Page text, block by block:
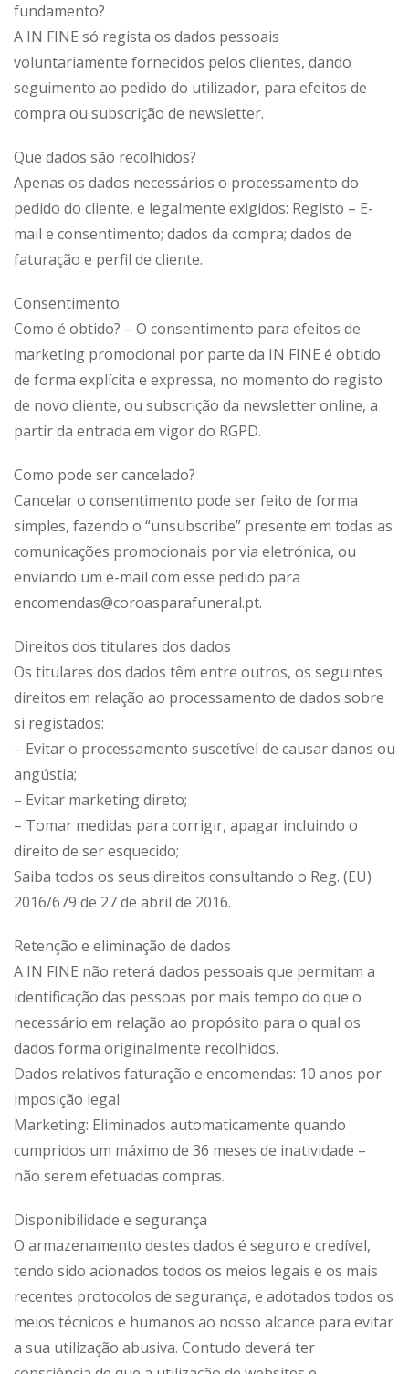
fundamento?
A IN FINE só regista os dados pessoais
voluntariamente fornecidos pelos clientes, dando
seguimento ao pedido do utilizador, para efeitos de
compra ou subscrição de newsletter.
Que dados são recolhidos?
Apenas os dados necessários o processamento do
pedido do cliente, e legalmente exigidos: Registo – E-
mail e consentimento; dados da compra; dados de
faturação e perfil de cliente.
Consentimento
Como é obtido? – O consentimento para efeitos de
marketing promocional por parte da IN FINE é obtido
de forma explícita e expressa, no momento do registo
de novo cliente, ou subscrição da newsletter online, a
partir da entrada em vigor do RGPD.
Como pode ser cancelado?
Cancelar o consentimento pode ser feito de forma
simples, fazendo o “unsubscribe” presente em todas as
comunicações promocionais por via eletrónica, ou
enviando um e-mail com esse pedido para
encomendas@coroasparafuneral.pt.
Direitos dos titulares dos dados
Os titulares dos dados têm entre outros, os seguintes
direitos em relação ao processamento de dados sobre
si registados:
– Evitar o processamento suscetível de causar danos ou
angústia;
– Evitar marketing direto;
– Tomar medidas para corrigir, apagar incluindo o
direito de ser esquecido;
Saiba todos os seus direitos consultando o Reg. (EU)
2016/679 de 27 de abril de 2016.
Retenção e eliminação de dados
A IN FINE não reterá dados pessoais que permitam a
identificação das pessoas por mais tempo do que o
necessário em relação ao propósito para o qual os
dados forma originalmente recolhidos.
Dados relativos faturação e encomendas: 10 anos por
imposição legal
Marketing: Eliminados automaticamente quando
cumpridos um máximo de 36 meses de inatividade –
não serem efetuadas compras.
Disponibilidade e segurança
O armazenamento destes dados é seguro e credível,
tendo sido acionados todos os meios legais e os mais
recentes protocolos de segurança, e adotados todos os
meios técnicos e humanos ao nosso alcance para evitar
a sua utilização abusiva. Contudo deverá ter